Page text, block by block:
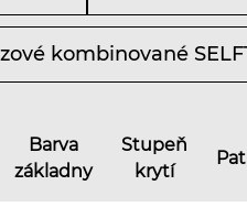
kombinované
Barva
základny
Stupeň
krytí